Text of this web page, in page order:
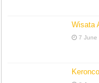
Wisata
7 June